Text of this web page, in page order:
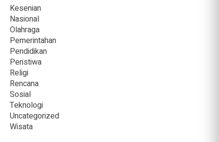
Kesenian
Nasional
Olahraga
Pemerintahan
Pendidikan
Peristiwa
Religi
Rencana
Sosial
Teknologi
Uncategorized
Wisata